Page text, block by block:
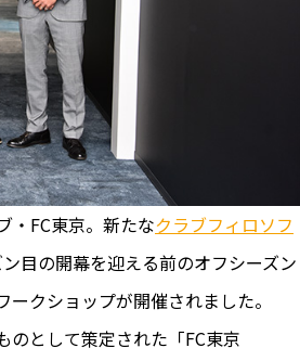
・FC東京。新たなクラブフィロソフ
目の開幕を迎える前のオフシーズン
クショップが開催されました。
のとして策定された「FC東京